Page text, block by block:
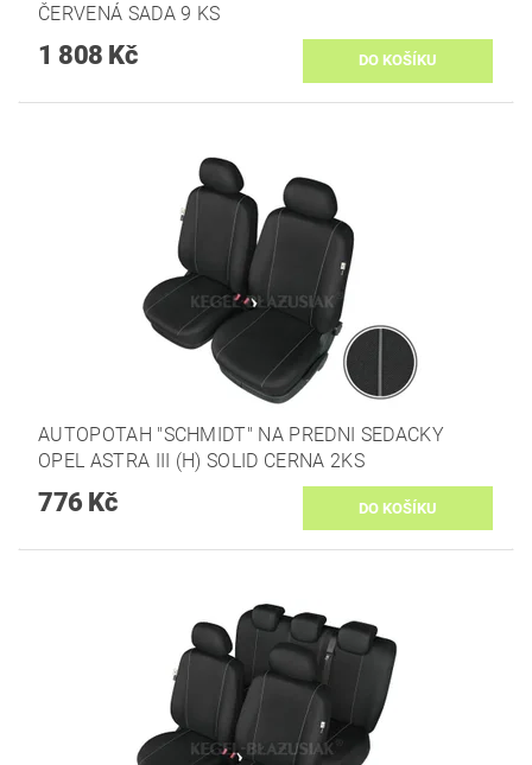
ČERVENÁ SADA 9 KS
1 808 Kč
AUTOPOTAH "SCHMIDT" NA PREDNI SEDACKY
OPEL ASTRA III (H) SOLID CERNA 2KS
776 Kč